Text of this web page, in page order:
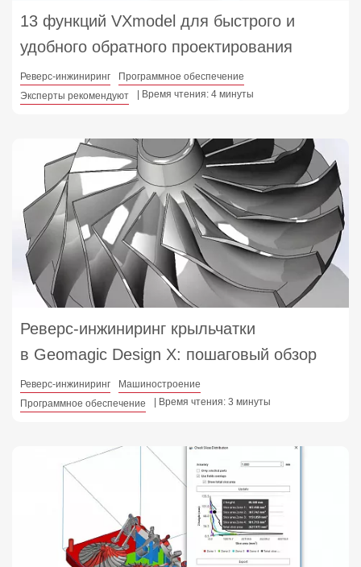
13 функций VXmodel для быстрого и
удобного обратного проектирования
Реверс-инжиниринг
Программное обеспечение
Эксперты рекомендуют
| Время чтения: 4 минуты
Реверс-инжиниринг крыльчатки
в Geomagic Design X: пошаговый обзор
Реверс-инжиниринг
Машиностроение
Программное обеспечение
| Время чтения: 3 минуты